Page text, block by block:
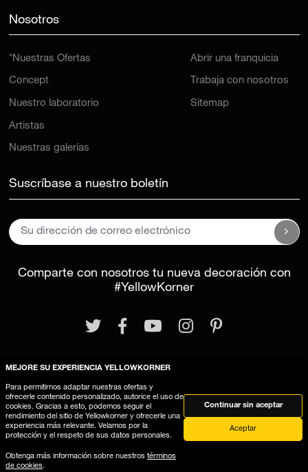
Nosotros
*Nuestras Ofertas
Concept
Nuestro laboratorio
Artistas
Nuestras galerías
Abrir una franquicia
Trabaja con nosotros
Sitemap
Suscríbase a nuestro boletín
Comparte con nosotros tu nueva decoración con
#YellowKorner
Aviso legalTérminos y Condiciones Generales
Este sitio web utiliza cookies
MEJORE SU EXPERIENCIA YELLOWKORNER
Para permitirnos adaptar nuestras ofertas y
ofrecerle contenido personalizado, autorice el uso de
cookies. Gracias a esto, podemos seguir el
rendimiento del sitio de Yellowkorner y ofrecerle una
experiencia más relevante. Velamos por la
protección y el respeto de sus datos personales.
Obtenga más información sobre nuestros términos
de cookies.
Continuar sin aceptar
Aceptar